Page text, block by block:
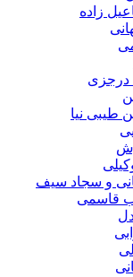
زاده
درجزی
طیبی نیا
و سجاد سیف
قاسمی